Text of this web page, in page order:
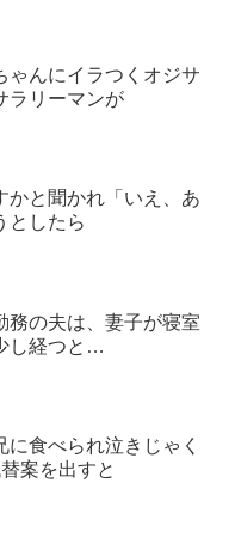
ゃんにイラつくオジサ
ラリーマンが
かと聞かれ「いえ、あ
としたら
務の夫は、妻子が寝室
し経つと…
に食べられ泣きじゃく
案を出すと